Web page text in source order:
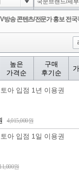
방송 콘텐츠/전문가 홍보 전국
높은
가격순
구매
후기순
아 입점 1년 이용권
4,015,000원
아 입점 1일 이용권
원